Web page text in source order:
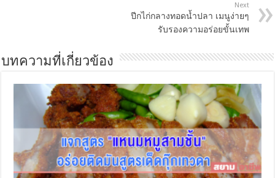
Next
ปีกไก่กลางทอดน้ำปลา เมนูง่ายๆ
รับรองความอร่อยขั้นเทพ
บทความที่เกี่ยวข้อง